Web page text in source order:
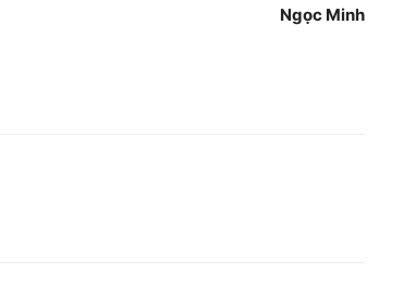
Ngọc Minh